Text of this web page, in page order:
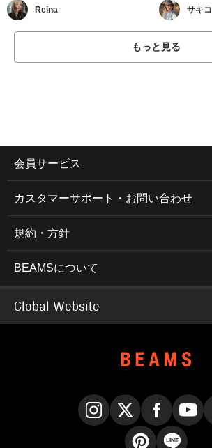
Reina サキコ
もっと見る
会員サービス
カスタマーサポート・お問い合わせ
規約・方針
BEAMSについて
Global Website